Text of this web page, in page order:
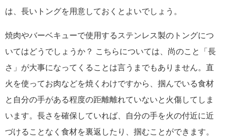
は、長いトングを用意しておくとよいでしょう。
焼肉やバーベキューで使用するステンレス製のトングにつ
いてはどうでしょうか？ こちらについては、尚のこと「長
さ」が大事になってくることは言うまでもありません。直
火を使ってお肉などを焼くわけですから、掴んでいる食材
と自分の手がある程度の距離離れていないと火傷してしま
います。長さを確保していれば、自分の手を火の付近に近
づけることなく食材を裏返したり、掴むことができます。